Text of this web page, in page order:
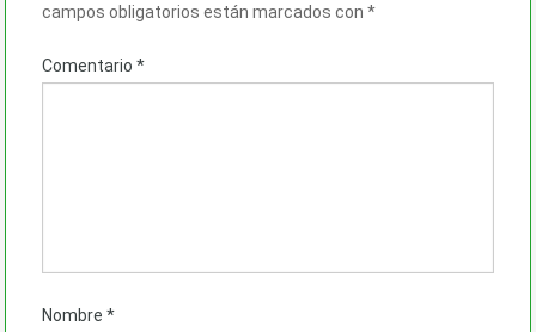
campos obligatorios están marcados con *
Comentario *
Nombre *